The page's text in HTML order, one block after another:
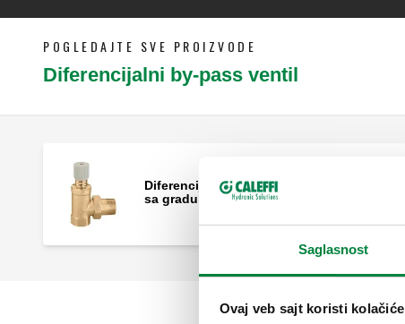
Saglasnost
Ovaj veb sajt koristi kolačiće
POGLEDAJTE SVE PROIZVODE
Diferencijalni by-pass ventil
Diferencijalni prestrujni ventil, podesiv
sa graduisanom skalom.